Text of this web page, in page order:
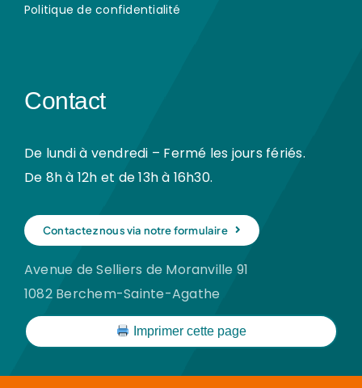
Politique de confidentialité
Contact
De lundi à vendredi – Fermé les jours fériés.
De 8h à 12h et de 13h à 16h30.
Contactez nous via notre formulaire
Avenue de Selliers de Moranville 91
1082 Berchem-Sainte-Agathe
Imprimer cette page